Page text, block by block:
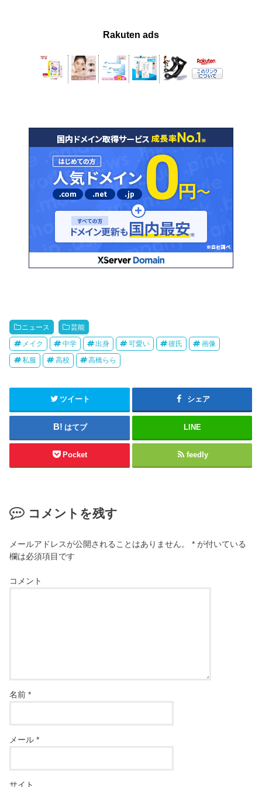
Rakuten ads
ニュース 芸能
メイク 中学 出身 可愛い 彼氏 画像
私服 高校 高橋らら
ツイート シェア
はてブ LINE
Pocket feedly
コメントを残す
メールアドレスが公開されることはありません。 * が付いている
欄は必須項目です
コメント
名前*
メール*
サイト